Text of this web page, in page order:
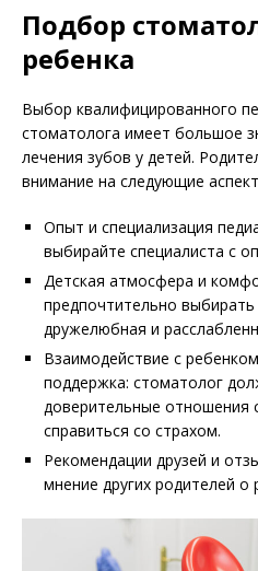
Подбор
ребенка
Выбор квалифицированного
стоматолога имеет большое
лечения зубов у детей.
внимание на следующие
Опыт и специализация
выбирайте специалиста с
Детская атмосфера и
предпочтительно выбирать
дружелюбная и
Взаимодействие с
поддержка: стоматолог
доверительные отношения
справиться со страхом.
Рекомендации друзей и
мнение других родителей о